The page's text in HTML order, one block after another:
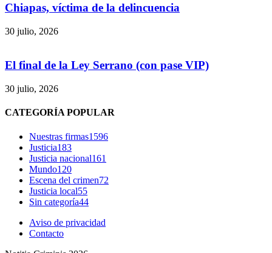
Chiapas, víctima de la delincuencia
30 julio, 2026
El final de la Ley Serrano (con pase VIP)
30 julio, 2026
CATEGORÍA POPULAR
Nuestras firmas1596
Justicia183
Justicia nacional161
Mundo120
Escena del crimen72
Justicia local55
Sin categoría44
Aviso de privacidad
Contacto